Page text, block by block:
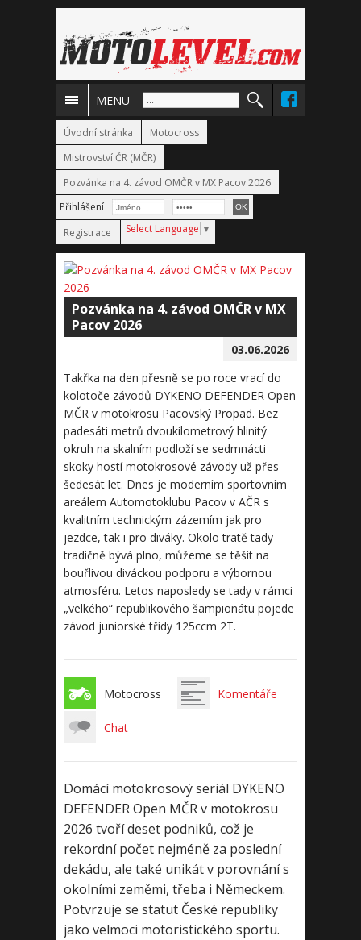
MENU
Úvodní stránka
Motocross
Mistrovství ČR (MČR)
Pozvánka na 4. závod OMČR v MX Pacov 2026
Přihlášení
Registrace
Select Language ▼
Pozvánka na 4. závod OMČR v MX
Pacov 2026
03.06.2026
Takřka na den přesně se po roce vrací do
kolotoče závodů DYKENO DEFENDER Open
MČR v motokrosu Pacovský Propad. Bez
padesáti metrů dvoukilometrový hlinitý
okruh na skalním podloží se sedmnácti
skoky hostí motokrosové závody už přes
šedesát let. Dnes je moderním sportovním
areálem Automotoklubu Pacov v AČR s
kvalitním technickým zázemím jak pro
jezdce, tak i pro diváky. Okolo tratě tady
tradičně bývá plno, můžeme se těšit na
bouřlivou diváckou podporu a výbornou
atmosféru. Letos naposledy se tady v rámci
„velkého“ republikového šampionátu pojede
závod juniorské třídy 125ccm 2T.
Motocross Komentáře
Chat
Domácí motokrosový seriál DYKENO
DEFENDER Open MČR v motokrosu
2026 tvoří deset podniků, což je
rekordní počet nejméně za poslední
dekádu, ale také unikát v porovnání s
okolními zeměmi, třeba i Německem.
Potvrzuje se statut České republiky
jako velmoci motoristického sportu.